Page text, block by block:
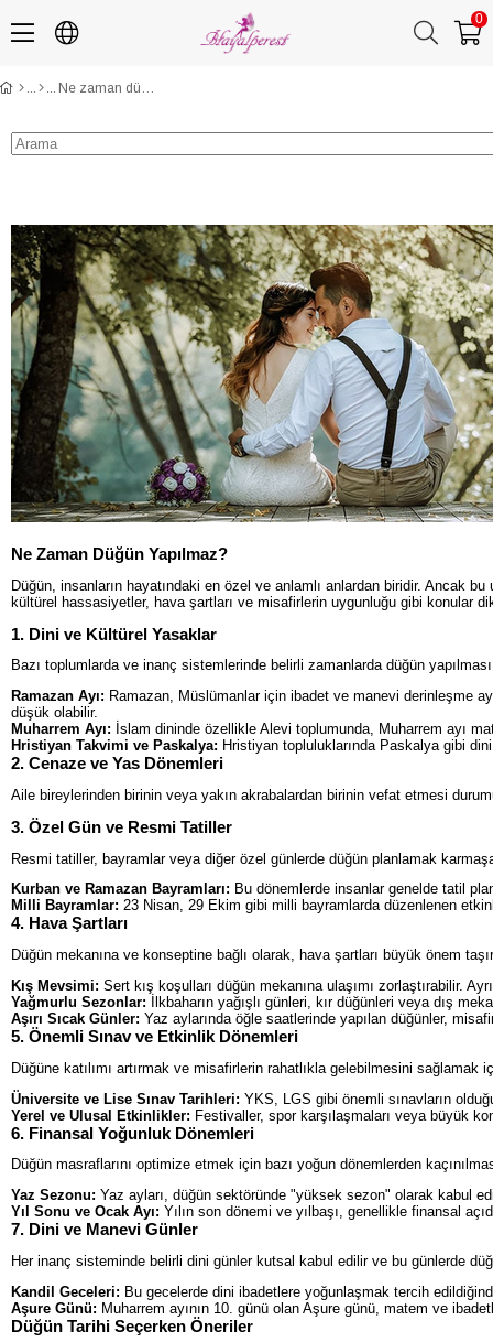
0
Ne zaman düğün yapılmaz?
Ne Zaman Düğün Yapılmaz?
Düğün, insanların hayatındaki en özel ve anlamlı anlardan biridir. Ancak
kültürel hassasiyetler, hava şartları ve misafirlerin uygunluğu gibi konular
1. Dini ve Kültürel Yasaklar
Bazı toplumlarda ve inanç sistemlerinde belirli zamanlarda düğün
Ramazan Ayı: Ramazan, Müslümanlar için ibadet ve manevi derinleşme
düşük olabilir.
Muharrem Ayı: İslam dininde özellikle Alevi toplumunda, Muharrem ayı
Hristiyan Takvimi ve Paskalya: Hristiyan topluluklarında Paskalya gibi
2. Cenaze ve Yas Dönemleri
Aile bireylerinden birinin veya yakın akrabalardan birinin vefat etmesi
3. Özel Gün ve Resmi Tatiller
Resmi tatiller, bayramlar veya diğer özel günlerde düğün planlamak
Kurban ve Ramazan Bayramları: Bu dönemlerde insanlar genelde tatil
Milli Bayramlar: 23 Nisan, 29 Ekim gibi milli bayramlarda düzenlenen
4. Hava Şartları
Düğün mekanına ve konseptine bağlı olarak, hava şartları büyük önem
Kış Mevsimi: Sert kış koşulları düğün mekanına ulaşımı zorlaştırabilir.
Yağmurlu Sezonlar: İlkbaharın yağışlı günleri, kır düğünleri veya dış
Aşırı Sıcak Günler: Yaz aylarında öğle saatlerinde yapılan düğünler,
5. Önemli Sınav ve Etkinlik Dönemleri
Düğüne katılımı artırmak ve misafirlerin rahatlıkla gelebilmesini sağlamak
Üniversite ve Lise Sınav Tarihleri: YKS, LGS gibi önemli sınavların
Yerel ve Ulusal Etkinlikler: Festivaller, spor karşılaşmaları veya büyük
6. Finansal Yoğunluk Dönemleri
Düğün masraflarını optimize etmek için bazı yoğun dönemlerden
Yaz Sezonu: Yaz ayları, düğün sektöründe "yüksek sezon" olarak kabul
Yıl Sonu ve Ocak Ayı: Yılın son dönemi ve yılbaşı, genellikle finansal
7. Dini ve Manevi Günler
Her inanç sisteminde belirli dini günler kutsal kabul edilir ve bu günlerde
Kandil Geceleri: Bu gecelerde dini ibadetlere yoğunlaşmak tercih
Aşure Günü: Muharrem ayının 10. günü olan Aşure günü, matem ve
Düğün Tarihi Seçerken Öneriler